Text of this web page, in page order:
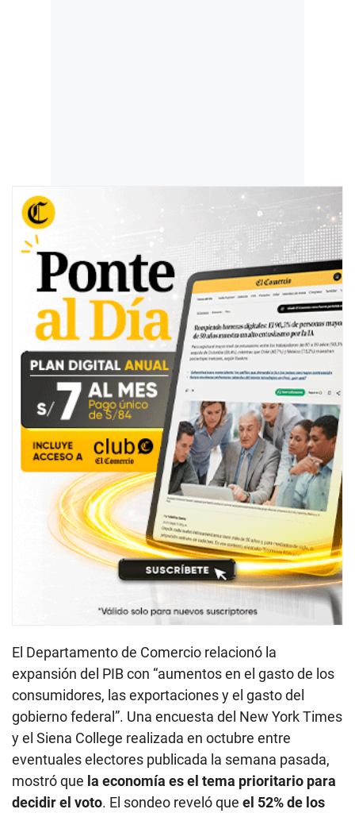
El Departamento de Comercio relacionó la
expansión del PIB con “aumentos en el gasto de los
consumidores, las exportaciones y el gasto del
gobierno federal”. Una encuesta del New York Times
y el Siena College realizada en octubre entre
eventuales electores publicada la semana pasada,
mostró que la economía es el tema prioritario para
decidir el voto. El sondeo reveló que el 52% de los